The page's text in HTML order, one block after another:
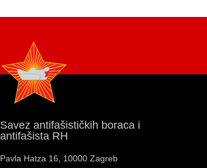
Savez antifašističkih boraca i
antifašista RH
Pavla Hatza 16, 10000 Zagreb